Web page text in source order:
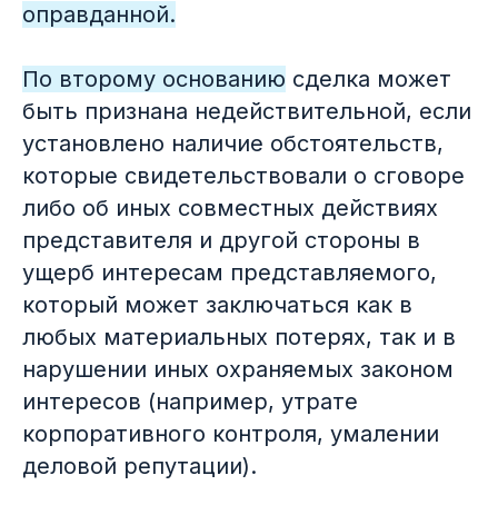
оправданной.
По второму основанию сделка может
быть признана недействительной, если
установлено наличие обстоятельств,
которые свидетельствовали о сговоре
либо об иных совместных действиях
представителя и другой стороны в
ущерб интересам представляемого,
который может заключаться как в
любых материальных потерях, так и в
нарушении иных охраняемых законом
интересов (например, утрате
корпоративного контроля, умалении
деловой репутации).
знаков на 150 млрд
как неосновательного обогащения
Академический
взгляд
Дополнительный патент
02